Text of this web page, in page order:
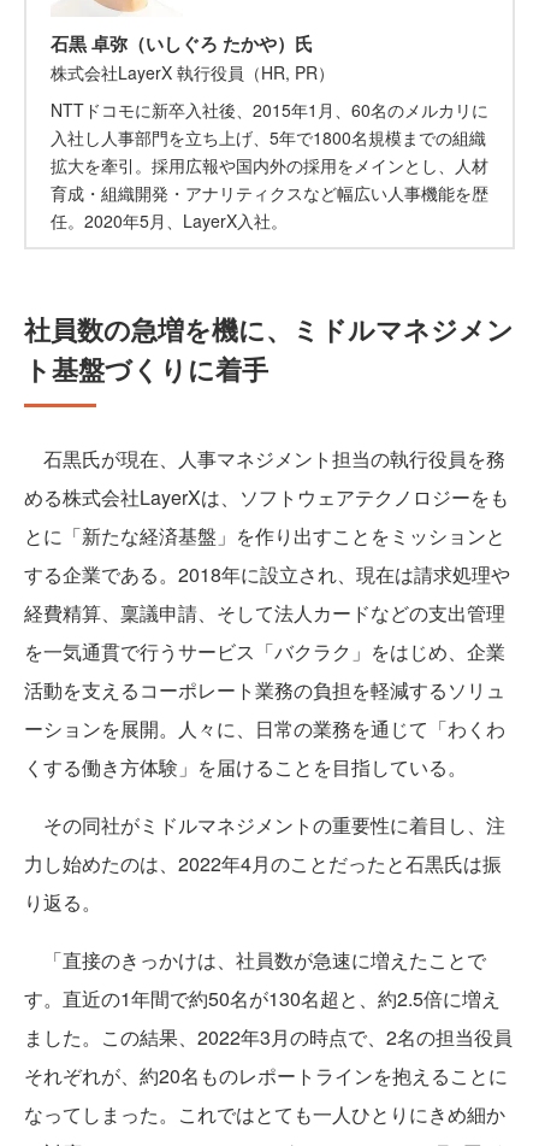
石黒 卓弥（いしぐろ たかや）氏
株式会社LayerX 執行役員（HR, PR）
NTTドコモに新卒入社後、2015年1月、60名のメルカリに
入社し人事部門を立ち上げ、5年で1800名規模までの組織
拡大を牽引。採用広報や国内外の採用をメインとし、人材
育成・組織開発・アナリティクスなど幅広い人事機能を歴
任。2020年5月、LayerX入社。
社員数の急増を機に、ミドルマネジメン
ト基盤づくりに着手
石黒氏が現在、人事マネジメント担当の執行役員を務
める株式会社LayerXは、ソフトウェアテクノロジーをも
とに「新たな経済基盤」を作り出すことをミッションと
する企業である。2018年に設立され、現在は請求処理や
経費精算、稟議申請、そして法人カードなどの支出管理
を一気通貫で行うサービス「バクラク」をはじめ、企業
活動を支えるコーポレート業務の負担を軽減するソリュ
ーションを展開。人々に、日常の業務を通じて「わくわ
くする働き方体験」を届けることを目指している。
その同社がミドルマネジメントの重要性に着目し、注
力し始めたのは、2022年4月のことだったと石黒氏は振
り返る。
「直接のきっかけは、社員数が急速に増えたことで
す。直近の1年間で約50名が130名超と、約2.5倍に増え
ました。この結果、2022年3月の時点で、2名の担当役員
それぞれが、約20名ものレポートラインを抱えることに
なってしまった。これではとても一人ひとりにきめ細か